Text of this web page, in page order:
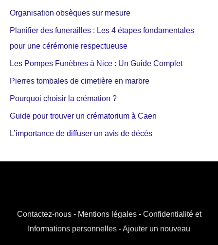
Organisation obsèques sur mesure
Planifier des funerailles : Les 4 étapes fondamentales
pour une cérémonie respectueuse
Les Pompes Funèbres à Nice : Un Guide Complet
Pierres tombales de cimetière en marbre
Pourquoi choisir la crémation ?
Guide pour trouver un crématorium à Caen
L’importance de diffuser un avis de décès
Contactez-nous- Mentions légales- Confidentialité et
Informations personnelles -Ajouter un nouveau